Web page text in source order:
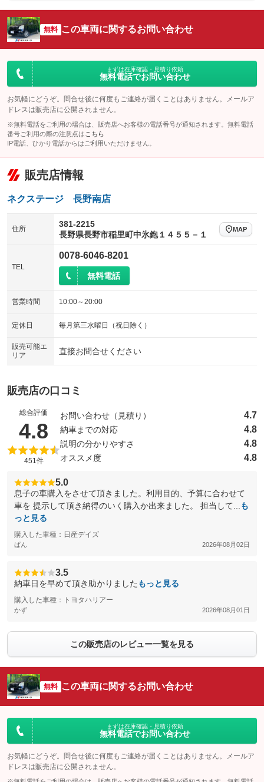
：装備なし ：装備なし
サイドカメラ
：装備なし ルーフレール
：装備なし
：装備なし
：装備なし
無料 この車両に関するお問い合わせ
まずは在庫確認・見積り依頼
無料電話でお問い合わせ
お気軽にどうぞ。問合せ後に何度もご連絡が届くことはありません。メールア
ドレスは販売店に公開されません。
※無料電話をご利用の場合は、販売店へお客様の電話番号が通知されます。無料電話
番号ご利用の際の注意点は こちら
IP電話、ひかり電話からはご利用いただけません。
販売店情報
ネクステージ 長野南店
住所
381-2215
長野県長野市稲里町中氷鉋１４５５－１
MAP
TEL
0078-6046-8201
無料電話
営業時間 10:00～20:00
定休日 毎月第三水曜日（祝日除く）
販売可能エ
リア
直接お問合せください
販売店の口コミ
総合評価
4.8 （5点満点中）
451件
お問い合わせ（見積り） 4.7
納車までの対応 4.8
説明の分かりやすさ 4.8
オススメ度 4.8
5.0
息子の車購入をさせて頂きました。利用目的、予算に合わせて
車を 提示して頂き納得のいく購入か出来ました。 担当して...
も
っと見る
購入した車種：日産デイズ
ぱん 2026年08月02日
3.5
納車日を早めて頂き助かりました もっと見る
購入した車種：トヨタハリアー
かず 2026年08月01日
この販売店のレビュー一覧を見る
無料 この車両に関するお問い合わせ
まずは在庫確認・見積り依頼
無料電話でお問い合わせ
お気軽にどうぞ。問合せ後に何度もご連絡が届くことはありません。メールア
ドレスは販売店に公開されません。